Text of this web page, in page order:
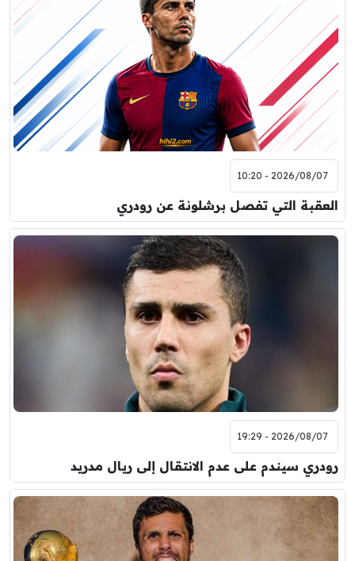
2026/08/07 - 10:20
العقبة التي تفصل برشلونة عن رودري
2026/08/07 - 19:29
رودري سيندم على عدم الانتقال إلى ريال مدريد